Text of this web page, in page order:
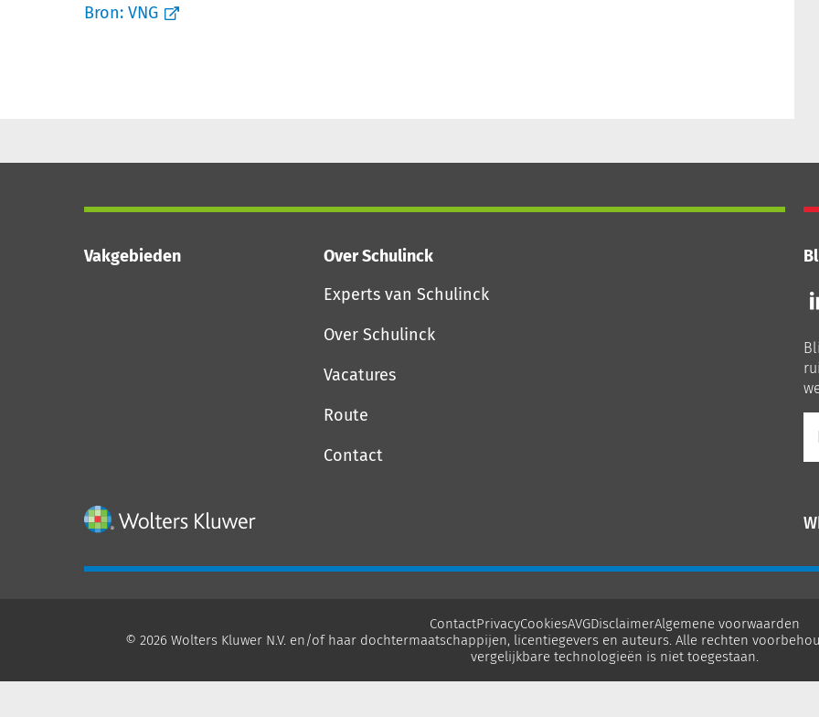
Bron: VNG
Vakgebieden
Over Schulinck
Experts van Schulinck
Over Schulinck
Vacatures
Route
Contact
ContactPrivacyCookiesAVGDisclaimerAlgemene voorwaarden
© 2026 Wolters Kluwer N.V. en/of haar dochtermaatschappijen, licentiegevers en auteurs. Alle rechten
vergelijkbare technologieën is niet toegestaan.